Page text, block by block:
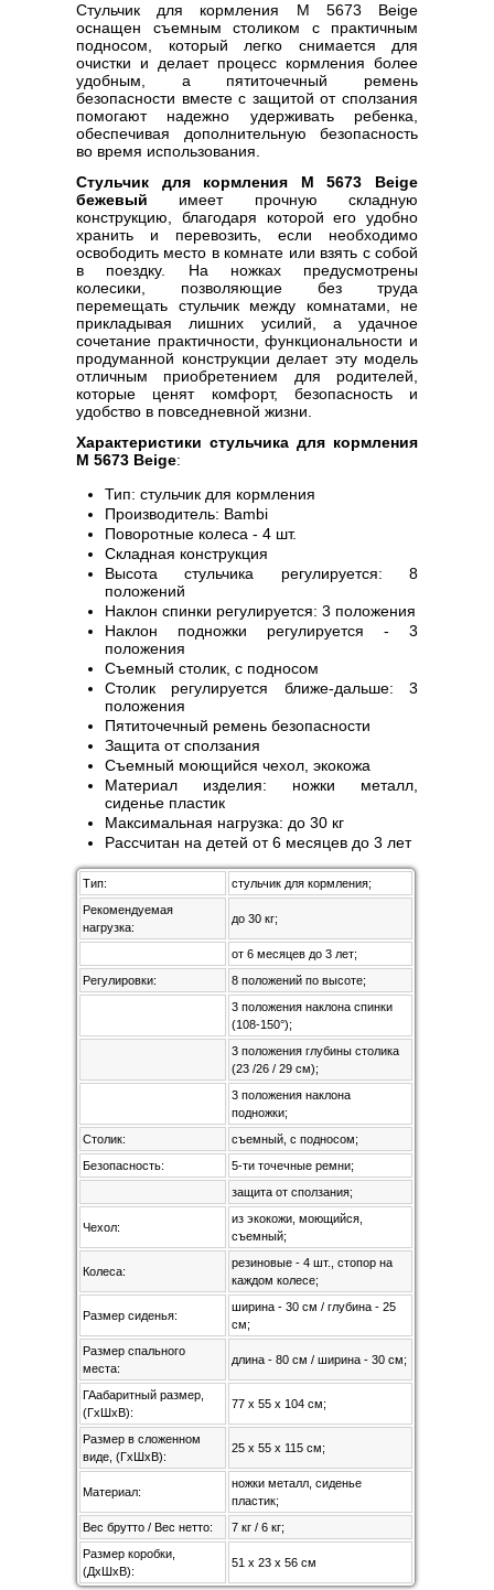
Стульчик для кормления M 5673 Beige
оснащен съемным столиком с практичным
подносом, который легко снимается для
очистки и делает процесс кормления более
удобным, а пятиточечный ремень
безопасности вместе с защитой от сползания
помогают надежно удерживать ребенка,
обеспечивая дополнительную безопасность
во время использования.
Стульчик для кормления M 5673 Beige
бежевый имеет прочную складную
конструкцию, благодаря которой его удобно
хранить и перевозить, если необходимо
освободить место в комнате или взять с собой
в поездку. На ножках предусмотрены
колесики, позволяющие без труда
перемещать стульчик между комнатами, не
прикладывая лишних усилий, а удачное
сочетание практичности, функциональности и
продуманной конструкции делает эту модель
отличным приобретением для родителей,
которые ценят комфорт, безопасность и
удобство в повседневной жизни.
Характеристики стульчика для кормления
M 5673 Beige:
Тип: стульчик для кормления
Производитель: Bambi
Поворотные колеса - 4 шт.
Складная конструкция
Высота стульчика регулируется: 8
положений
Наклон спинки регулируется: 3 положения
Наклон подножки регулируется - 3
положения
Съемный столик, с подносом
Столик регулируется ближе-дальше: 3
положения
Пятиточечный ремень безопасности
Защита от сползания
Съемный моющийся чехол, экокожа
Материал изделия: ножки металл,
сиденье пластик
Максимальная нагрузка: до 30 кг
Рассчитан на детей от 6 месяцев до 3 лет
Тип:
стульчик для кормления;
Рекомендуемая
нагрузка:
до 30 кг;
от 6 месяцев до 3 лет;
Регулировки:
8 положений по высоте;
3 положения наклона спинки
(108-150°);
3 положения глубины столика
(23 /26 / 29 см);
3 положения наклона
подножки;
Столик:
съемный, с подносом;
Безопасность:
5-ти точечные ремни;
защита от сползания;
Чехол:
из экокожи, моющийся,
съемный;
Колеса:
резиновые - 4 шт., стопор на
каждом колесе;
Размер сиденья:
ширина - 30 см / глубина - 25
см;
Размер спального
места:
длина - 80 см / ширина - 30 см;
ГАабаритный размер,
(ГхШхВ):
77 х 55 х 104 см;
Размер в сложенном
виде, (ГхШхВ):
25 х 55 х 115 см;
Материал:
ножки металл, сиденье
пластик;
Вес брутто / Вес нетто:
7 кг / 6 кг;
Размер коробки,
(ДхШхВ):
51 х 23 х 56 см